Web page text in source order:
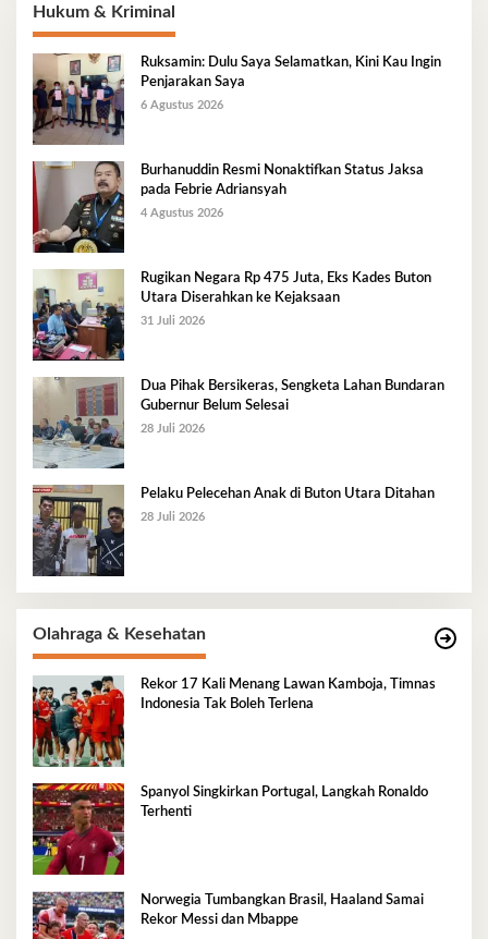
Hukum & Kriminal
Ruksamin: Dulu Saya Selamatkan, Kini Kau Ingin
Penjarakan Saya
6 Agustus 2026
Burhanuddin Resmi Nonaktifkan Status Jaksa
pada Febrie Adriansyah
4 Agustus 2026
Rugikan Negara Rp 475 Juta, Eks Kades Buton
Utara Diserahkan ke Kejaksaan
31 Juli 2026
Dua Pihak Bersikeras, Sengketa Lahan Bundaran
Gubernur Belum Selesai
28 Juli 2026
Pelaku Pelecehan Anak di Buton Utara Ditahan
28 Juli 2026
Olahraga & Kesehatan
Rekor 17 Kali Menang Lawan Kamboja, Timnas
Indonesia Tak Boleh Terlena
Spanyol Singkirkan Portugal, Langkah Ronaldo
Terhenti
Norwegia Tumbangkan Brasil, Haaland Samai
Rekor Messi dan Mbappe